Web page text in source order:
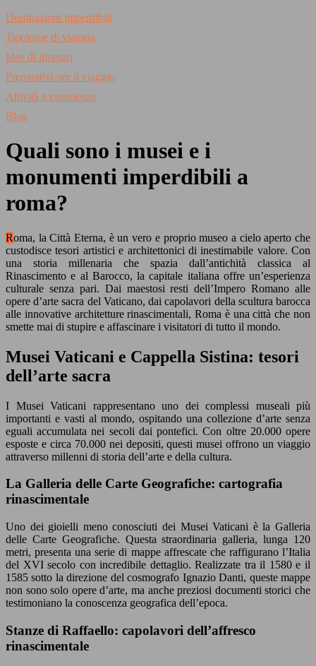
Destinazioni imperdibili
Tipologie di viaggio
Idee di itinerari
Preparativi per il viaggio
Attività e esperienze
Blog
Quali sono i musei e i
monumenti imperdibili a
roma?
Roma, la Città Eterna, è un vero e proprio museo a cielo aperto che
custodisce tesori artistici e architettonici di inestimabile valore. Con
una storia millenaria che spazia dall’antichità classica al
Rinascimento e al Barocco, la capitale italiana offre un’esperienza
culturale senza pari. Dai maestosi resti dell’Impero Romano alle
opere d’arte sacra del Vaticano, dai capolavori della scultura barocca
alle innovative architetture rinascimentali, Roma è una città che non
smette mai di stupire e affascinare i visitatori di tutto il mondo.
Musei Vaticani e Cappella Sistina: tesori
dell’arte sacra
I Musei Vaticani rappresentano uno dei complessi museali più
importanti e vasti al mondo, ospitando una collezione d’arte senza
eguali accumulata nei secoli dai pontefici. Con oltre 20.000 opere
esposte e circa 70.000 nei depositi, questi musei offrono un viaggio
attraverso millenni di storia dell’arte e della cultura.
La Galleria delle Carte Geografiche: cartografia
rinascimentale
Uno dei gioielli meno conosciuti dei Musei Vaticani è la Galleria
delle Carte Geografiche. Questa straordinaria galleria, lunga 120
metri, presenta una serie di mappe affrescate che raffigurano l’Italia
del XVI secolo con incredibile dettaglio. Realizzate tra il 1580 e il
1585 sotto la direzione del cosmografo Ignazio Danti, queste mappe
non sono solo opere d’arte, ma anche preziosi documenti storici che
testimoniano la conoscenza geografica dell’epoca.
Stanze di Raffaello: capolavori dell’affresco
rinascimentale